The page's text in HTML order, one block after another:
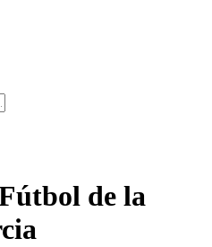
de la